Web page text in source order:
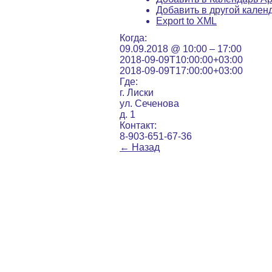
Добавить в другой
Export to XML
Когда:
09.09.2018 @ 10:00 – 17:00
2018-09-09T10:00:00+03:00
2018-09-09T17:00:00+03:00
Где:
г. Лиски
ул. Сеченова
д. 1
Контакт:
8-903-651-67-36
← Назад